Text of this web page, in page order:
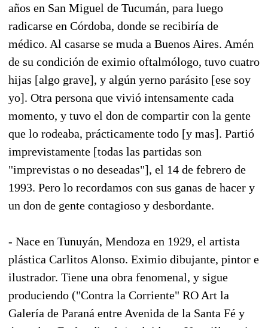
años en San Miguel de Tucumán, para luego
radicarse en Córdoba, donde se recibiría de
médico. Al casarse se muda a Buenos Aires. Amén
de su condición de eximio oftalmólogo, tuvo cuatro
hijas [algo grave], y algún yerno parásito [ese soy
yo]. Otra persona que vivió intensamente cada
momento, y tuvo el don de compartir con la gente
que lo rodeaba, prácticamente todo [y mas]. Partió
imprevistamente [todas las partidas son
"imprevistas o no deseadas"], el 14 de febrero de
1993. Pero lo recordamos con sus ganas de hacer y
un don de gente contagioso y desbordante.
- Nace en Tunuyán, Mendoza en 1929, el artista
plástica Carlitos Alonso. Eximio dibujante, pintor e
ilustrador. Tiene una obra fenomenal, y sigue
produciendo ("Contra la Corriente" RO Art la
Galería de Paraná entre Avenida de la Santa Fé y